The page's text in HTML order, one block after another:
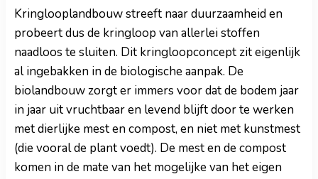
Kringlooplandbouw streeft naar duurzaamheid en
probeert dus de kringloop van allerlei stoffen
naadloos te sluiten. Dit kringloopconcept zit eigenlijk
al ingebakken in de biologische aanpak. De
biolandbouw zorgt er immers voor dat de bodem jaar
in jaar uit vruchtbaar en levend blijft door te werken
met dierlijke mest en compost, en niet met kunstmest
(die vooral de plant voedt). De mest en de compost
komen in de mate van het mogelijke van het eigen